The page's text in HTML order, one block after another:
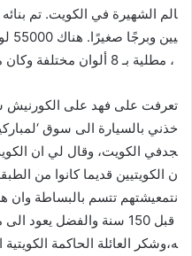
، مطلية بـ 8 ألوان مختلفة وكان من الرائع التعرف عليها .
تعرفت على فهد على
خذني بالسيارة الى سوق
جدفي الكويت، وقال لي ان
ن الكويتيين قديما كانوا من
نتمعيشتهم تتسم بالبساطة وان
قبل 150 سنة والفضل
ه،وشكر العائلة الحاكمة